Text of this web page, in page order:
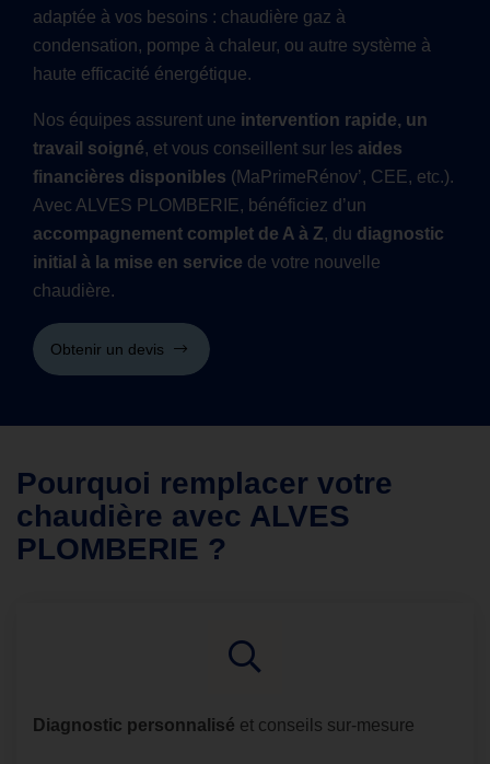
adaptée à vos besoins : chaudière gaz à
condensation, pompe à chaleur, ou autre système à
haute efficacité énergétique.
Nos équipes assurent une intervention rapide, un
travail soigné, et vous conseillent sur les aides
financières disponibles (MaPrimeRénov’, CEE, etc.).
Avec ALVES PLOMBERIE, bénéficiez d’un
accompagnement complet de A à Z, du diagnostic
initial à la mise en service de votre nouvelle
chaudière.
Obtenir un devis
Pourquoi remplacer votre
chaudière avec ALVES
PLOMBERIE ?
Diagnostic personnalisé et conseils sur-mesure